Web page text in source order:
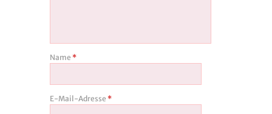
Name *
E-Mail-Adresse *